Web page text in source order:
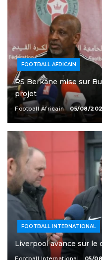
FOOTBALL AFRICAIN
RS Berkane mise sur
projet
Football Africain 05/08/
FOOTBALL INTERNATIONAL
Liverpool avance sur le
Football International 05/